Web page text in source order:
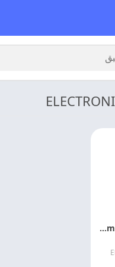
تحميل لعبه Plants Vs Zombies 2 مهكره 2026 اخر تحديث